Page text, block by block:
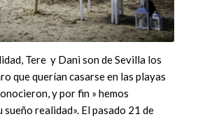
Tere y Dani son de Sevilla los
que querían casarse en las playas
y por fin » hemos
realidad». El pasado 21 de